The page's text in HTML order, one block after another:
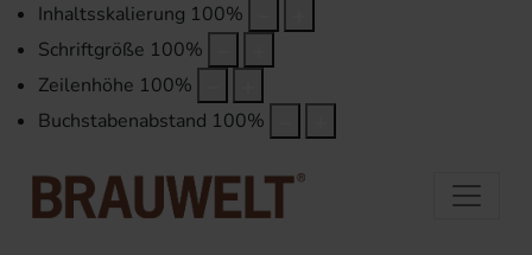
Inhaltsskalierung 100%
Schriftgröße 100%
Zeilenhöhe 100%
Buchstabenabstand 100%